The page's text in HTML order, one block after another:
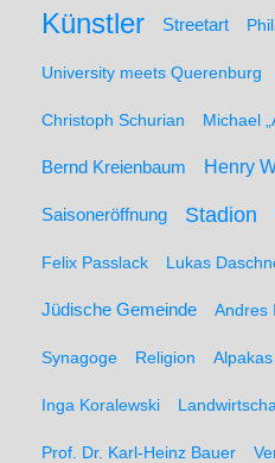
Künstler Streetart
University meets Querenburg
Christoph Schurian Michael
Bernd Kreienbaum Henry
Saisoneröffnung Stadion
Felix Passlack Lukas
Jüdische Gemeinde Andres
Synagoge Religion Alpakas
Inga Koralewski
Prof. Dr. Karl-Heinz Bauer